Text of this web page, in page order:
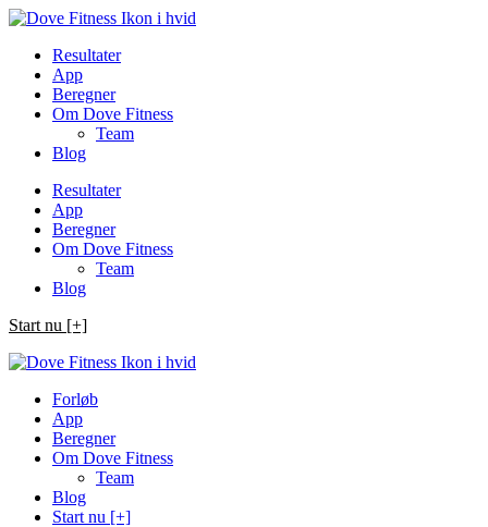
Spring
indholdResultater
App
Beregner
Om Dove Fitness
Team
Blog
Resultater
App
Beregner
Om Dove Fitness
Team
Blog
Start nu [+]
Forløb
App
Beregner
Om Dove Fitness
Team
Blog
Start nu [+]